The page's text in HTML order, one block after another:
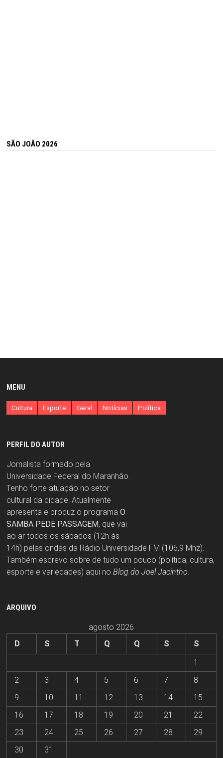
SÃO JOÃO 2026
MENU
Cultura Esporte Geral Notícias Política
PERFIL DO AUTOR
Jornalista formado pela
Universidade Federal do Maranhão.
Tenho forte atuação no setor
cultural da cidade. Atualmente
apresenta e produz o programa O
SAMBA PEDE PASSAGEM, que vai
ao ar todos os sábados (12h às
14h) pelas ondas da Rádio Universidade FM (106,9 Mhz).
Também escrevo sobre de tudo um pouco (política, cultura,
esporte e variedades) aqui no Blog do Joel Jacintho.
ARQUIVO
agosto 2026
D
S T Q Q S
S
1
2
3 4 5 6 7
8
9
10 11 12 13 14
15
16
17 18 19 20 21
22
23
24 25 26 27 28
29
30
31